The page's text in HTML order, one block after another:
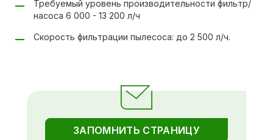
Требуемый уровень производительности фильтр/
насоса 6 000 - 13 200 л/ч
Скорость фильтрации пылесоса: до 2 500 л/ч.
ЗАПОМНИТЬ СТРАНИЦУ